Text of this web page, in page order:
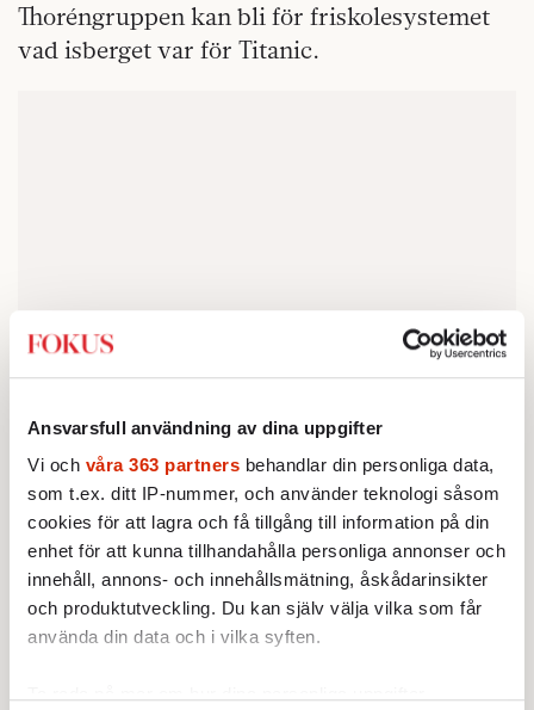
Ansvarsfull användning av dina uppgifter
Vi och våra 363 partners behandlar din personliga data,
som t.ex. ditt IP-nummer, och använder teknologi såsom
cookies för att lagra och få tillgång till information på din
enhet för att kunna tillhandahålla personliga annonser och
innehåll, annons- och innehållsmätning, åskådarinsikter
och produktutveckling. Du kan själv välja vilka som får
använda din data och i vilka syften.
Thoréngruppen kan bli för friskolesystemet
vad isberget var för Titanic.
Raja Thorén, som äger Thoréngruppen, är
gammal SSU:are från Umeå. Som dessutom
gett sig på SBB-liknande upplägg i bygget av
en ny fotbollshall, som han hyr ut till S-
styrda Umeå kommun. Vd i Thorengruppen